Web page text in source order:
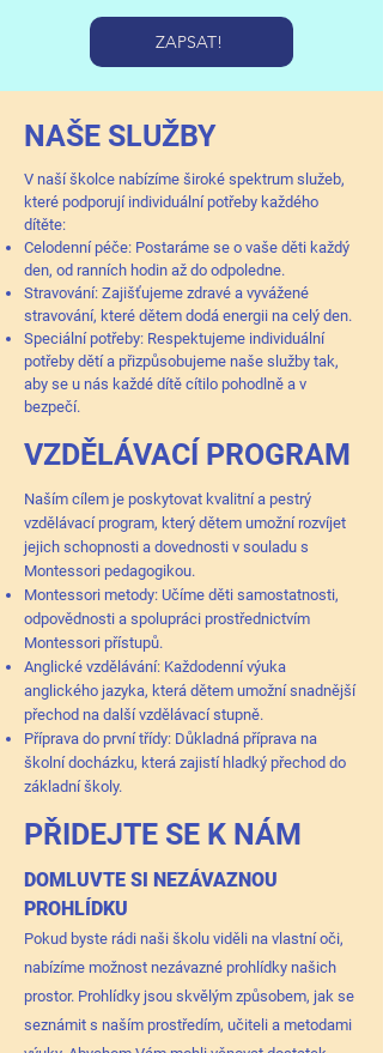
ZAPSAT!
NAŠE SLUŽBY
V naší školce nabízíme široké spektrum služeb,
které podporují individuální potřeby každého
dítěte:
Celodenní péče: Postaráme se o vaše děti každý
den, od ranních hodin až do odpoledne.
Stravování: Zajišťujeme zdravé a vyvážené
stravování, které dětem dodá energii na celý den.
Speciální potřeby: Respektujeme individuální
potřeby dětí a přizpůsobujeme naše služby tak,
aby se u nás každé dítě cítilo pohodlně a v
bezpečí.
VZDĚLÁVACÍ PROGRAM
Naším cílem je poskytovat kvalitní a pestrý
vzdělávací program, který dětem umožní rozvíjet
jejich schopnosti a dovednosti v souladu s
Montessori pedagogikou.
Montessori metody: Učíme děti samostatnosti,
odpovědnosti a spolupráci prostřednictvím
Montessori přístupů.
Anglické vzdělávání: Každodenní výuka
anglického jazyka, která dětem umožní snadnější
přechod na další vzdělávací stupně.
Příprava do první třídy: Důkladná příprava na
školní docházku, která zajistí hladký přechod do
základní školy.
PŘIDEJTE SE K NÁM
DOMLUVTE SI NEZÁVAZNOU
PROHLÍDKU
​Pokud byste rádi naši školu viděli na vlastní oči,
nabízíme možnost nezávazné prohlídky našich
prostor. Prohlídky jsou skvělým způsobem, jak se
seznámit s naším prostředím, učiteli a metodami